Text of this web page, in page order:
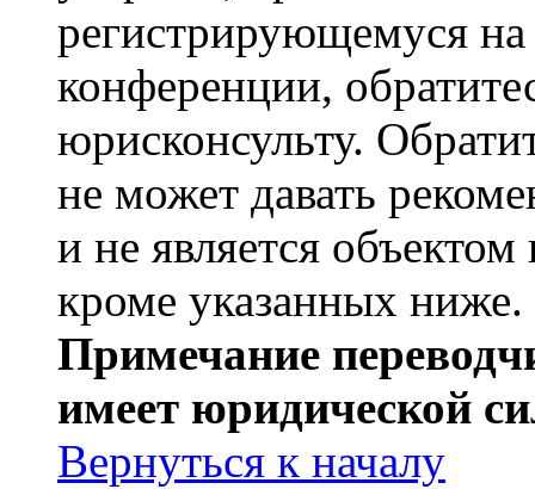
регистрирующемуся
конференции,
юрисконсульту.
не может давать
и не является
кроме указанных ниже.
Примечание
имеет юридической
Вернуться к началу